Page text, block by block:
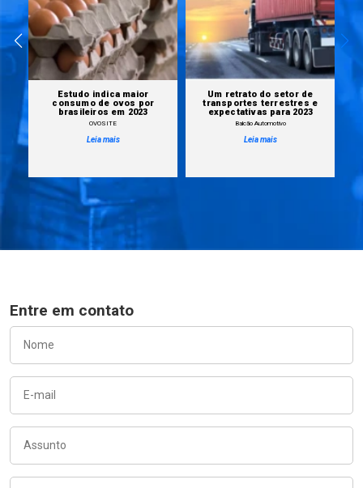
Estudo indica maior
consumo de ovos por
brasileiros em 2023
OVOSITE
Leia mais
Um retrato do setor de
transportes terrestres e
expectativas para 2023
Balcão Automotivo
Leia mais
Entre em contato